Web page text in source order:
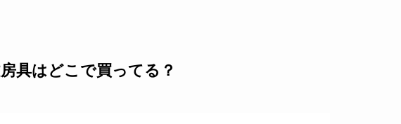
具はどこで買ってる？